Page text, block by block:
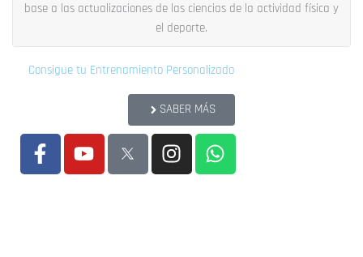
base a las actualizaciones de las ciencias de la actividad física y
el deporte.
Consigue tu Entrenamiento Personalizado
SABER MÁS
F
a
c
Y
o
u
I
n
s
W
h
a